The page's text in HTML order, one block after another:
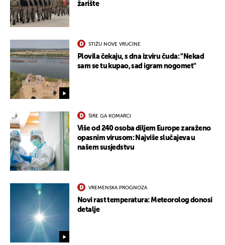
žarište
STIŽU NOVE VRUĆINE
Plovila čekaju, s dna izviru čuda: "Nekad
sam se tu kupao, sad igram nogomet"
ŠIRE GA KOMARCI
Više od 240 osoba diljem Europe zaraženo
opasnim virusom: Najviše slučajeva u
našem susjedstvu
VREMENSKA PROGNOZA
Novi rast temperatura: Meteorolog donosi
detalje
UKLJUČITE NOTIFIKACIJE